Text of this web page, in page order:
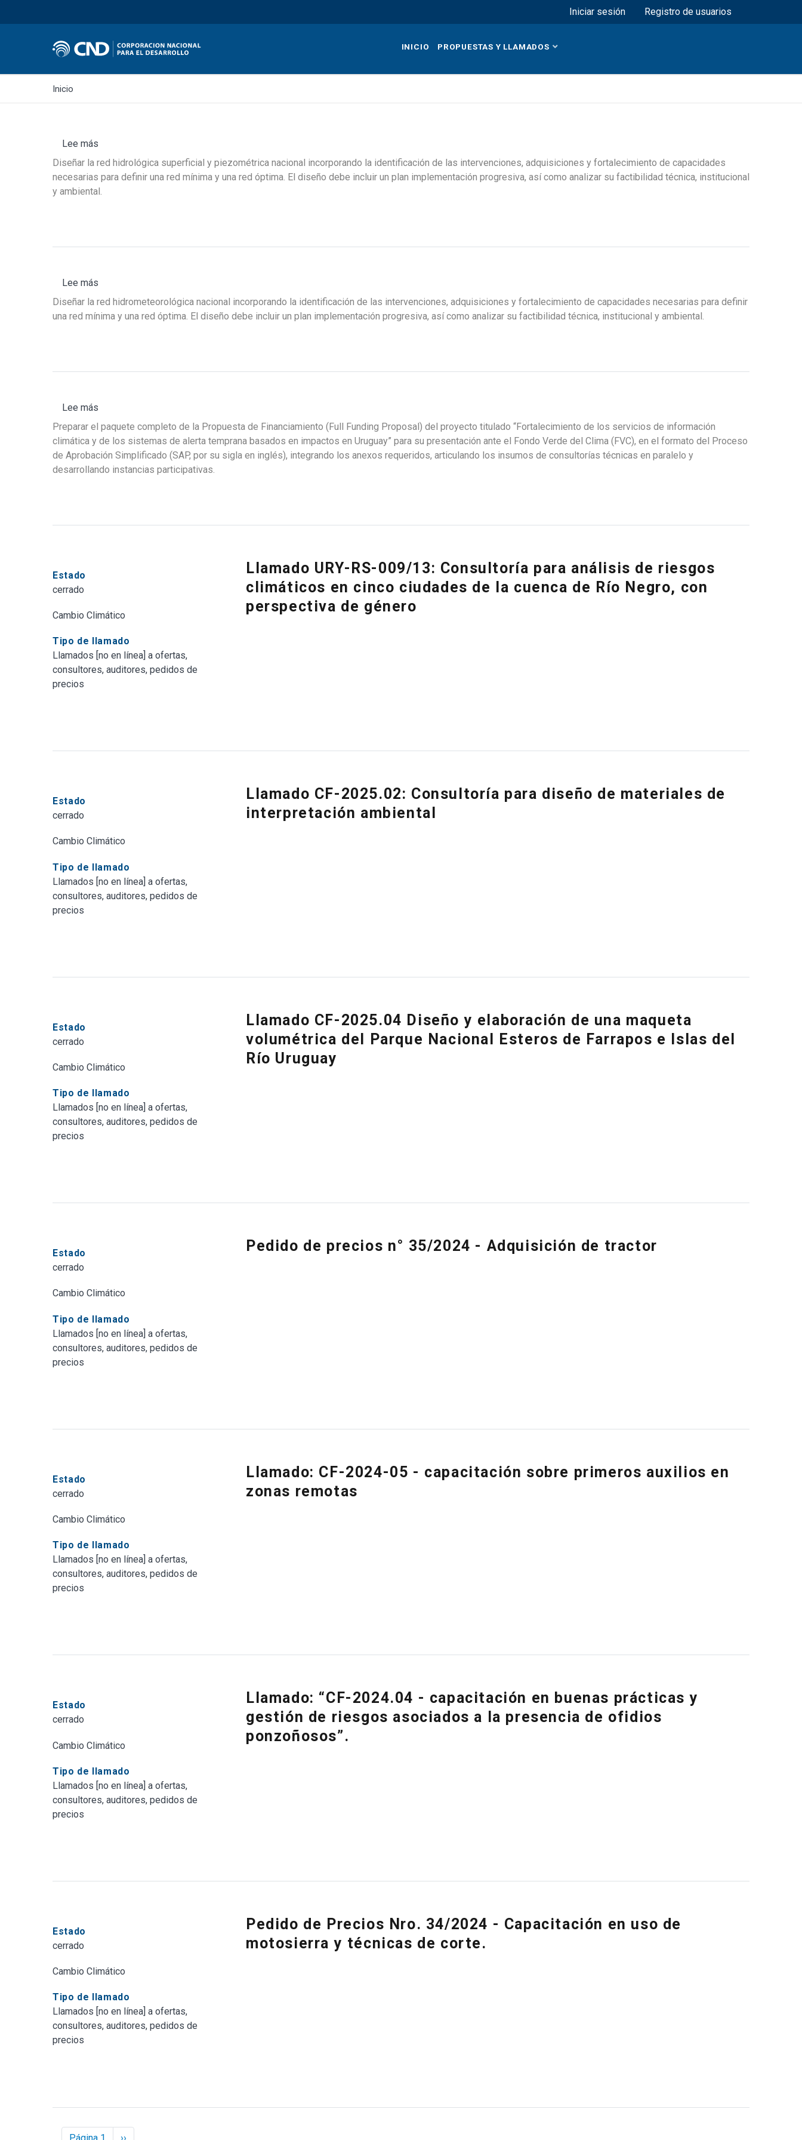
al
principal
Menú superior
Iniciar sesión Registro de usuarios
INICIO PROPUESTAS Y LLAMADOS
Inicio
Lee más
Llamado
102
hidrología
superficial
Diseñar la red hidrológica superficial y piezométrica nacional incorporando la identificación de las intervenciones, adquisiciones y fortalecimiento de capacidades
necesarias para definir una red mínima y una red óptima. El diseño debe incluir un plan implementación progresiva, así como analizar su factibilidad técnica, institucional
y ambiental.
Lee más
Llamado
PPF
en
hidrometeorología
Diseñar la red hidrometeorológica nacional incorporando la identificación de las intervenciones, adquisiciones y fortalecimiento de capacidades necesarias para definir
una red mínima y una red óptima. El diseño debe incluir un plan implementación progresiva, así como analizar su factibilidad técnica, institucional y ambiental.
Lee más
Llamado
PPF102
-
01:
Fondo
Verde
para
el
Preparar el paquete completo de la Propuesta de Financiamiento (Full Funding Proposal) del proyecto titulado “Fortalecimiento de los servicios de información
climática y de los sistemas de alerta temprana basados en impactos en Uruguay” para su presentación ante el Fondo Verde del Clima (FVC), en el formato del Proceso
de Aprobación Simplificado (SAP, por su sigla en inglés), integrando los anexos requeridos, articulando los insumos de consultorías técnicas en paralelo y
desarrollando instancias participativas.
Estado
cerrado
Cambio Climático
Tipo de llamado
Llamados [no en línea] a ofertas,
consultores, auditores, pedidos de
precios
Llamado URY-RS-009/13: Consultoría para análisis de riesgos
climáticos en cinco ciudades de la cuenca de Río Negro, con
perspectiva de género
Estado
cerrado
Cambio Climático
Tipo de llamado
Llamados [no en línea] a ofertas,
consultores, auditores, pedidos de
precios
Llamado CF-2025.02: Consultoría para diseño de materiales de
interpretación ambiental
Estado
cerrado
Cambio Climático
Tipo de llamado
Llamados [no en línea] a ofertas,
consultores, auditores, pedidos de
precios
Llamado CF-2025.04 Diseño y elaboración de una maqueta
volumétrica del Parque Nacional Esteros de Farrapos e Islas del
Río Uruguay
Estado
cerrado
Cambio Climático
Tipo de llamado
Llamados [no en línea] a ofertas,
consultores, auditores, pedidos de
precios
Pedido de precios n° 35/2024 - Adquisición de tractor
Estado
cerrado
Cambio Climático
Tipo de llamado
Llamados [no en línea] a ofertas,
consultores, auditores, pedidos de
precios
Llamado: CF-2024-05 - capacitación sobre primeros auxilios en
zonas remotas
Estado
cerrado
Cambio Climático
Tipo de llamado
Llamados [no en línea] a ofertas,
consultores, auditores, pedidos de
precios
Llamado: “CF-2024.04 - capacitación en buenas prácticas y
gestión de riesgos asociados a la presencia de ofidios
ponzoñosos”.
Estado
cerrado
Cambio Climático
Tipo de llamado
Llamados [no en línea] a ofertas,
consultores, auditores, pedidos de
precios
Pedido de Precios Nro. 34/2024 - Capacitación en uso de
motosierra y técnicas de corte.
Paginación
Página 1 Next
››